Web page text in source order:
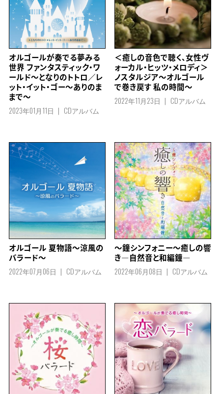
オルゴールが奏でる夢みる
世界 ファンタスティック・ワ
ールド～となりのトトロ／レ
ット・イット・ゴー～ありのま
まで～
2023年01月11日 CDアルバム
＜癒しの音色で聴く、女性ヴ
ォーカル・ヒッツ・メロディ＞
ノスタルジア～オルゴール
で巻き戻す 私の時間～
2022年11月23日 CDアルバム
オルゴール 夏物語～涼風の
バラード～
2022年07月06日 CDアルバム
～鐘シンフォニー～癒しの響
き―自然音と和編鐘―
2022年06月08日 CDアルバム